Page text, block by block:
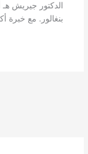
الدكتور جيريش
بنغالور. مع خبرة أكثر من 15 عاما، يعتبر